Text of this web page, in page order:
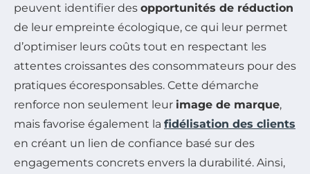
peuvent identifier des opportunités de réduction
de leur empreinte écologique, ce qui leur permet
d’optimiser leurs coûts tout en respectant les
attentes croissantes des consommateurs pour des
pratiques écoresponsables. Cette démarche
renforce non seulement leur image de marque,
mais favorise également la fidélisation des clients
en créant un lien de confiance basé sur des
engagements concrets envers la durabilité. Ainsi,